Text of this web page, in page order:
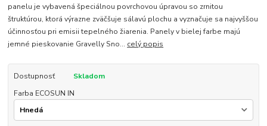
panelu je vybavená špeciálnou povrchovou úpravou so zrnitou
štruktúrou, ktorá výrazne zväčšuje sálavú plochu a vyznačuje sa najvyššou
účinnosťou pri emisii tepelného žiarenia. Panely v bielej farbe majú
jemné pieskovanie Gravelly Sno... celý popis
Dostupnosť
Skladom
Farba ECOSUN IN